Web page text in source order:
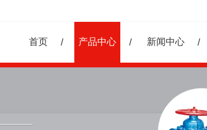
首页 产品中心 新闻中心